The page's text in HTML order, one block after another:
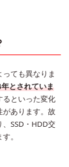
ても異なりま
とされていま
るといった変化
あります。故
SSD・HDD交
。